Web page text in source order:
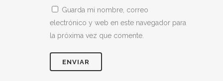
Guarda mi nombre, correo
electrónico y web en este navegador para
la próxima vez que comente.